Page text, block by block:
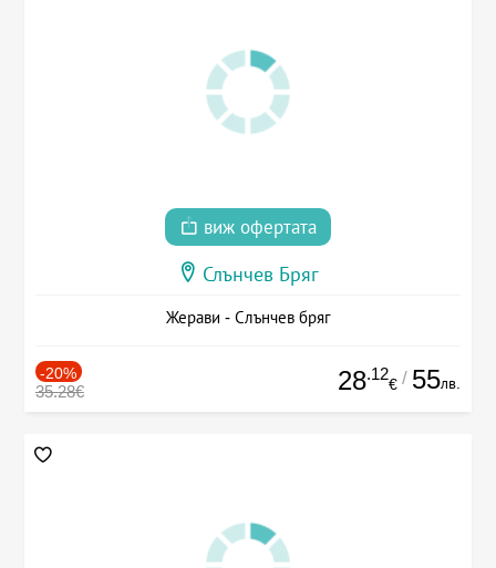
виж офертата
Слънчев Бряг
Жерави - Слънчев бряг
-20%
35.28€ 28.12
€ / 55лв.